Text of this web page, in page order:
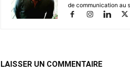
de communication au
LAISSER UN COMMENTAIRE